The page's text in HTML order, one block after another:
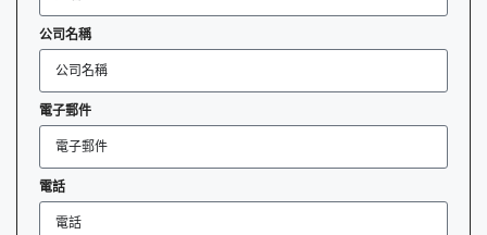
公司名稱
電子郵件
電話